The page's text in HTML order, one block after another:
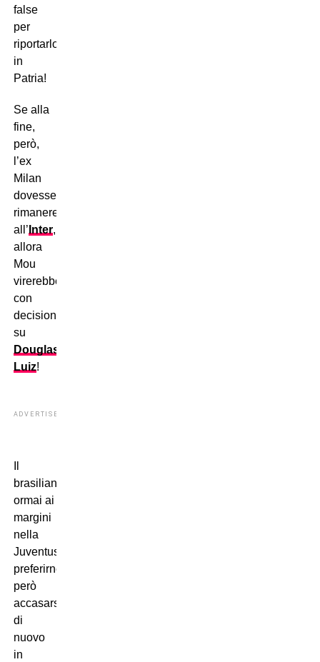
false
per
riportarlo
in
Patria!
Se alla
fine,
però,
l’ex
Milan
dovesse
rimanere
all’ Inter,
allora
Mou
virerebbe
con
decisione
su
Douglas
Luiz!
ADVERTISEMENT
brasiliano,
ormai ai
margini
nella
Juventus,
preferirne
però
accasarsi
di
nuovo
in